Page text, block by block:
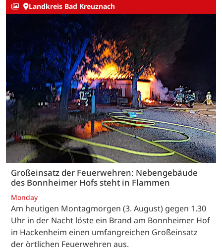
Landkreis Bad Kreuznach
Großeinsatz der Feuerwehren: Nebengebäude
des Bonnheimer Hofs steht in Flammen
Monday
Am heutigen Montagmorgen (3. August) gegen 1.30
Uhr in der Nacht löste ein Brand am Bonnheimer Hof
in Hackenheim einen umfangreichen Großeinsatz
der örtlichen Feuerwehren aus.